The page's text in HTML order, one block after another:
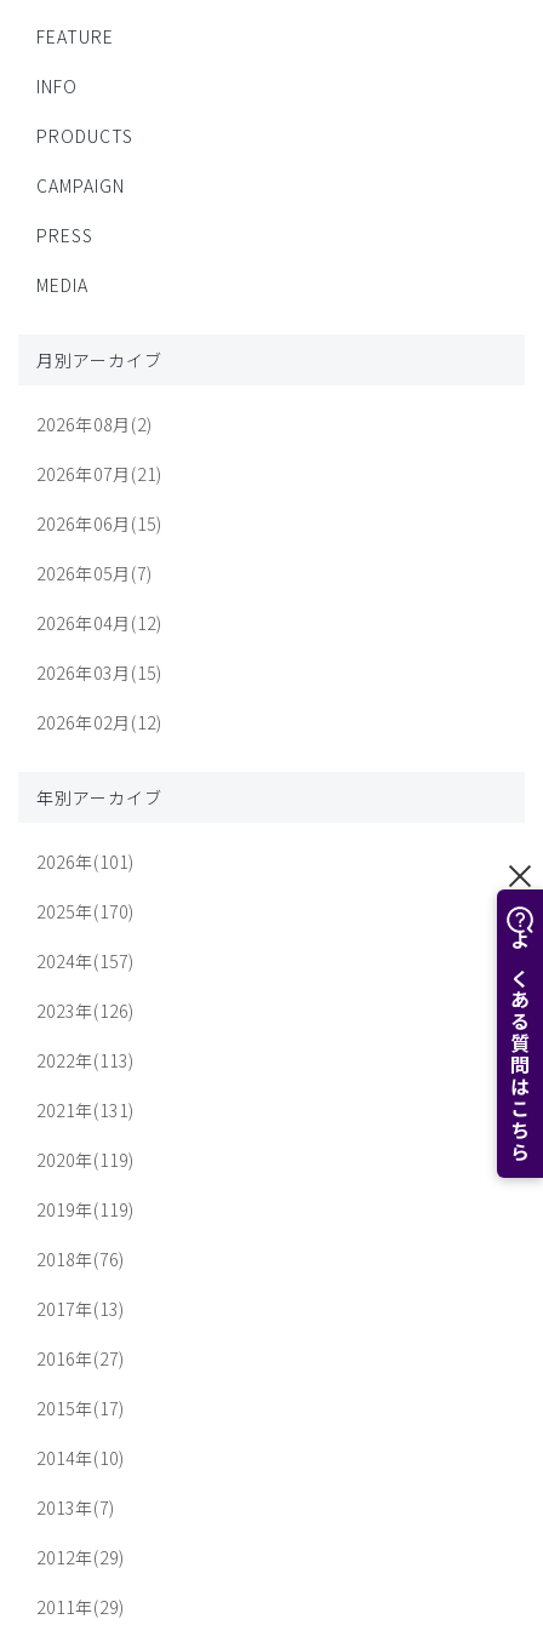
よくある質問はこちら
FEATURE
INFO
PRODUCTS
CAMPAIGN
PRESS
MEDIA
月別アーカイブ
2026年08月(2)
2026年07月(21)
2026年06月(15)
2026年05月(7)
2026年04月(12)
2026年03月(15)
2026年02月(12)
年別アーカイブ
2026年(101)
2025年(170)
2024年(157)
2023年(126)
2022年(113)
2021年(131)
2020年(119)
2019年(119)
2018年(76)
2017年(13)
2016年(27)
2015年(17)
2014年(10)
2013年(7)
2012年(29)
2011年(29)